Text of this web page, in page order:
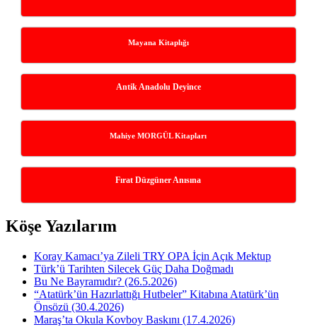
Mayana Kitaplığı
Antik Anadolu Deyince
Mahiye MORGÜL Kitapları
Fırat Düzgüner Anısına
Köşe Yazılarım
Koray Kamacı’ya Zileli TRY OPA İçin Açık Mektup
Türk’ü Tarihten Silecek Güç Daha Doğmadı
Bu Ne Bayramıdır? (26.5.2026)
“Atatürk’ün Hazırlattığı Hutbeler” Kitabına Atatürk’ün
Önsözü (30.4.2026)
Maraş’ta Okula Kovboy Baskını (17.4.2026)